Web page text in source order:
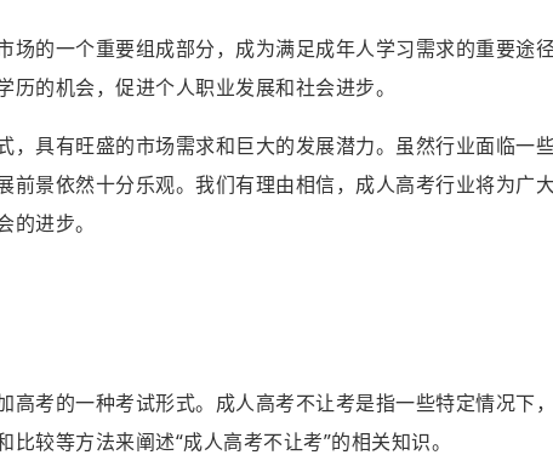
场的一个重要组成部分，成为满足成年人学习需求的重要途
的机会，促进个人职业发展和社会进步。
，具有旺盛的市场需求和巨大的发展潜力。虽然行业面临一
前景依然十分乐观。我们有理由相信，成人高考行业将为广
进步。
高考的一种考试形式。成人高考不让考是指一些特定情况下
较等方法来阐述“成人高考不让考”的相关知识。